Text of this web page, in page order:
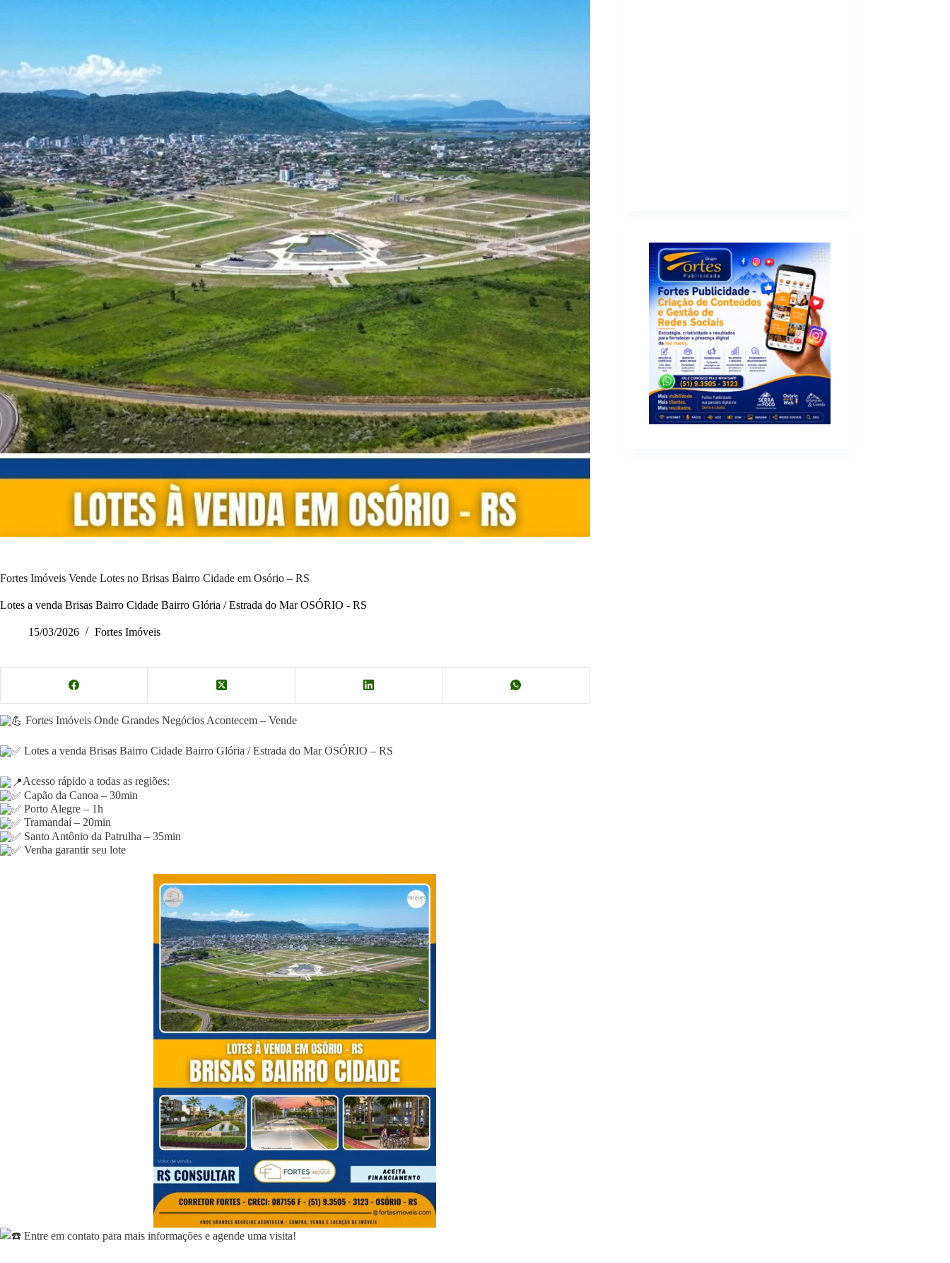
Fortes Imóveis Vende Lotes no Brisas Bairro Cidade em Osório – RS
Lotes a venda Brisas Bairro Cidade Bairro Glória / Estrada do Mar OSÓRIO - RS
15/03/2026 Fortes Imóveis
Fortes Imóveis Onde Grandes Negócios Acontecem – Vende
Lotes a venda Brisas Bairro Cidade Bairro Glória / Estrada do Mar OSÓRIO – RS
Acesso rápido a todas as regiões:
Capão da Canoa – 30min
Porto Alegre – 1h
Tramandaí – 20min
Santo Antônio da Patrulha – 35min
Venha garantir seu lote
Entre em contato para mais informações e agende uma visita!